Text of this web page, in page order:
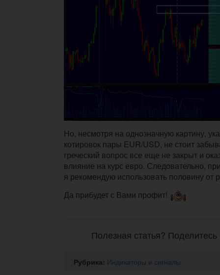
Но, несмотря на однозначную картину,
котировок пары EUR/USD, не стоит
греческий вопрос все еще не закрыт и
влияние на курс евро. Следовательно,
я рекомендую использовать половину от
Да прибудет с Вами профит!
Полезная статья?
Рубрика: Индикаторы и сигналы